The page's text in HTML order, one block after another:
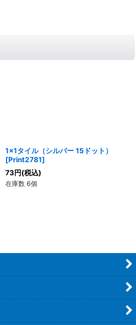
1x1タイル（シルバー 15ドット）
[Print2781]
73円(税込)
在庫数 6個